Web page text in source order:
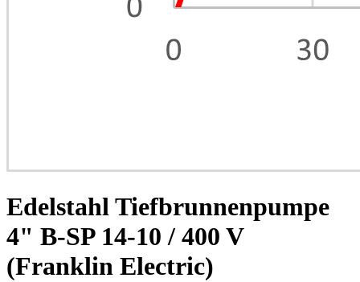
Edelstahl Tiefbrunnenpumpe
4" B-SP 14-10 / 400 V
(Franklin Electric)